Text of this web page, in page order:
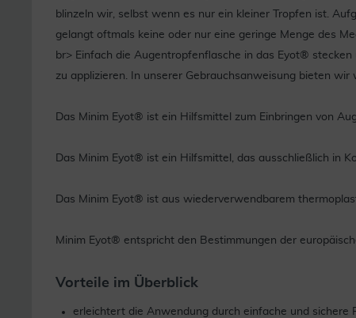
blinzeln wir, selbst wenn es nur ein kleiner Tropfen ist.
gelangt oftmals keine oder nur eine geringe Menge des
br> Einfach die Augentropfenflasche in das Eyot®
zu applizieren. In unserer Gebrauchsanweisung bieten
Das Minim Eyot® ist ein Hilfsmittel zum Einbringen von
Das Minim Eyot® ist ein Hilfsmittel, das ausschließlich in
Das Minim Eyot® ist aus wiederverwendbarem
Minim Eyot® entspricht den Bestimmungen der
Vorteile im Überblick
erleichtert die Anwendung durch einfache und sichere